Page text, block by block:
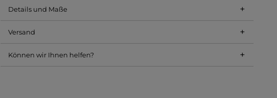
Details und Maße +
Versand +
Können wir Ihnen helfen? +